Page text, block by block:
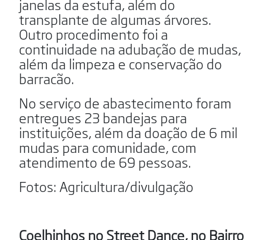
janelas da estufa, além do
transplante de algumas árvores.
Outro procedimento foi a
continuidade na adubação de mudas,
além da limpeza e conservação do
barracão.
No serviço de abastecimento foram
entregues 23 bandejas para
instituições, além da doação de 6 mil
mudas para comunidade, com
atendimento de 69 pessoas.
Fotos: Agricultura/divulgação
Coelhinhos no Street Dance, no Bairro